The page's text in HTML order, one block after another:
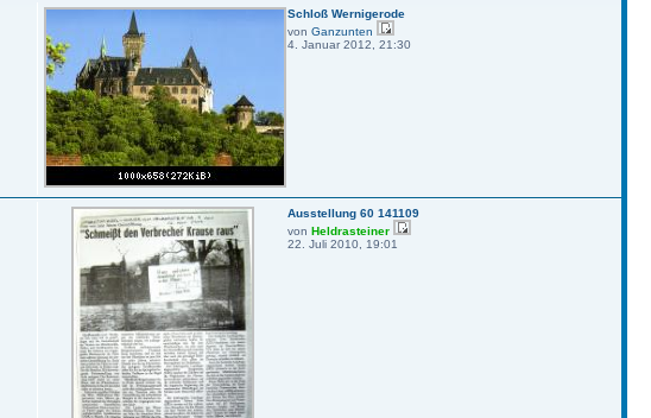
Schloß Wernigerode
von Ganzunten
4. Januar 2012, 21:30
Ausstellung 60 141109
von Heldrasteiner
22. Juli 2010, 19:01